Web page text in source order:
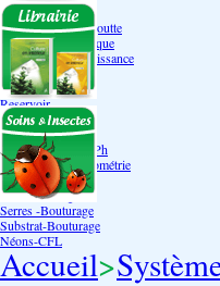
Ultraponie
Système goutte à goutte
Système Aéroponique
Bouturage Pre Croissance
TerraPonie
Accessoires
Reservoir
Testeur Hanna Ph
Testeur Hanna Ec
Testeur Hanna Ec/Ph
Température Hygrométrie
Humidificateurs
Pack bouturage
Serres -Bouturage
Substrat-Bouturage
Néons-CFL
Accueil>